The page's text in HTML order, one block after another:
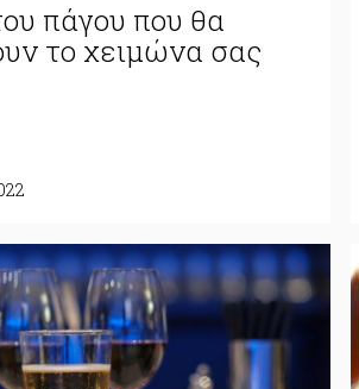
πάγου που θα
το χειμώνα σας